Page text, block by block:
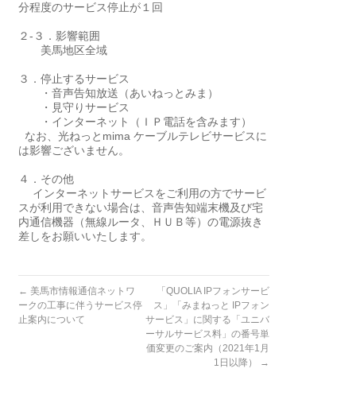
分程度のサービス停止が１回
２-３．影響範囲
美馬地区全域
３．停止するサービス
・音声告知放送（あいねっとみま）
・見守りサービス
・インターネット（ＩＰ電話を含みます）
なお、光ねっとmima ケーブルテレビサービスに
は影響ございません。
４．その他
インターネットサービスをご利用の方でサービ
スが利用できない場合は、音声告知端末機及び宅
内通信機器（無線ルータ、ＨＵＢ等）の電源抜き
差しをお願いいたします。
← 美馬市情報通信ネットワ
ークの工事に伴うサービス停
止案内について
「QUOLIA IPフォンサービ
ス」「みまねっと IPフォン
サービス」に関する「ユニバ
ーサルサービス料」の番号単
価変更のご案内（2021年1月
1日以降）
→